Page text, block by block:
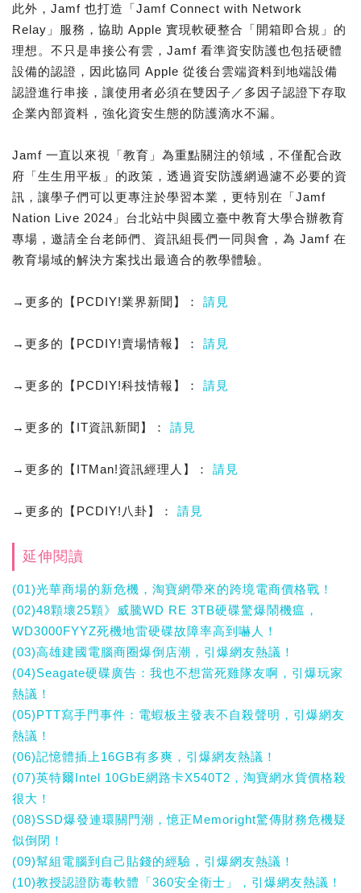
此外，Jamf 也打造「Jamf Connect with Network
Relay」服務，協助 Apple 實現軟硬整合「開箱即合規」的
理想。不只是串接公有雲，Jamf 看準資安防護也包括硬體
設備的認證，因此協同 Apple 從後台雲端資料到地端設備
認證進行串接，讓使用者必須在雙因子／多因子認證下存取
企業內部資料，強化資安生態的防護滴水不漏。
Jamf 一直以來視「教育」為重點關注的領域，不僅配合政
府「生生用平板」的政策，透過資安防護網過濾不必要的資
訊，讓學子們可以更專注於學習本業，更特別在「Jamf
Nation Live 2024」台北站中與國立臺中教育大學合辦教育
專場，邀請全台老師們、資訊組長們一同與會，為 Jamf 在
教育場域的解決方案找出最適合的教學體驗。
→更多的【PCDIY!業界新聞】： 請見
→更多的【PCDIY!賣場情報】： 請見
→更多的【PCDIY!科技情報】： 請見
→更多的【IT資訊新聞】： 請見
→更多的【ITMan!資訊經理人】： 請見
→更多的【PCDIY!八卦】： 請見
延伸閱讀
(01)光華商場的新危機，淘寶網帶來的跨境電商價格戰！
(02)48顆壞25顆》威騰WD RE 3TB硬碟驚爆鬧機瘟，
WD3000FYYZ死機地雷硬碟故障率高到嚇人！
(03)高雄建國電腦商圈爆倒店潮，引爆網友熱議！
(04)Seagate硬碟廣告：我也不想當死雞隊友啊，引爆玩家
熱議！
(05)PTT寫手門事件：電蝦板主發表不自殺聲明，引爆網友
熱議！
(06)記憶體插上16GB有多爽，引爆網友熱議！
(07)英特爾Intel 10GbE網路卡X540T2，淘寶網水貨價格殺
很大！
(08)SSD爆發連環關門潮，憶正Memoright驚傳財務危機疑
似倒閉！
(09)幫組電腦到自己貼錢的經驗，引爆網友熱議！
(10)教授認證防毒軟體「360安全衛士」，引爆網友熱議！